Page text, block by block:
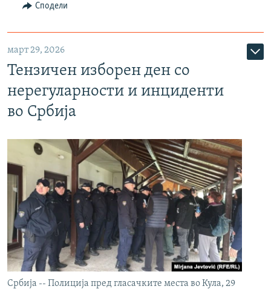
Сподели
март 29, 2026
Тензичен изборен ден со
нерегуларности и инциденти
во Србија
Србија -- Полиција пред гласачките места во Кула, 29